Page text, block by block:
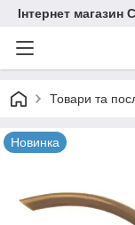
Інтернет магазин
Товари та
Новинка